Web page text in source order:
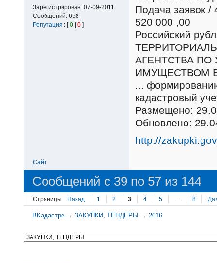
Зарегистрирован: 07-09-2011
Сообщений: 658
Репутация : [0 | 0 ]
Подача заявок /
520 000 ,00
Российский
АГЕНТСТВА
ИМУЩЕСТВОМ
...
кадастровый
Размещено:
Обновлено:
http://
Сайт
Сообщений с 39 по 57 из 144
Страницы Назад 1 2 3 4 5 8
ВКадастре →ЗАКУПКИ, ТЕНДЕРЫ → 2016